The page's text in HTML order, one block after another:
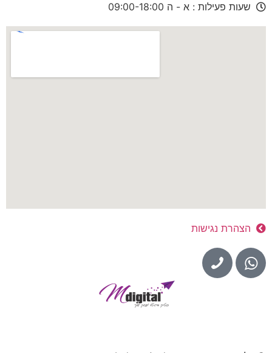
שעות פעילות : א - ה 09:00-18:00
הצהרת נגישות